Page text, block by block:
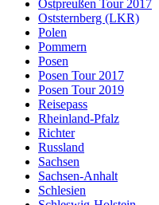
Ostpreußen Tour 2017
Oststernberg (LKR)
Polen
Pommern
Posen
Posen Tour 2017
Posen Tour 2019
Reisepass
Rheinland-Pfalz
Richter
Russland
Sachsen
Sachsen-Anhalt
Schlesien